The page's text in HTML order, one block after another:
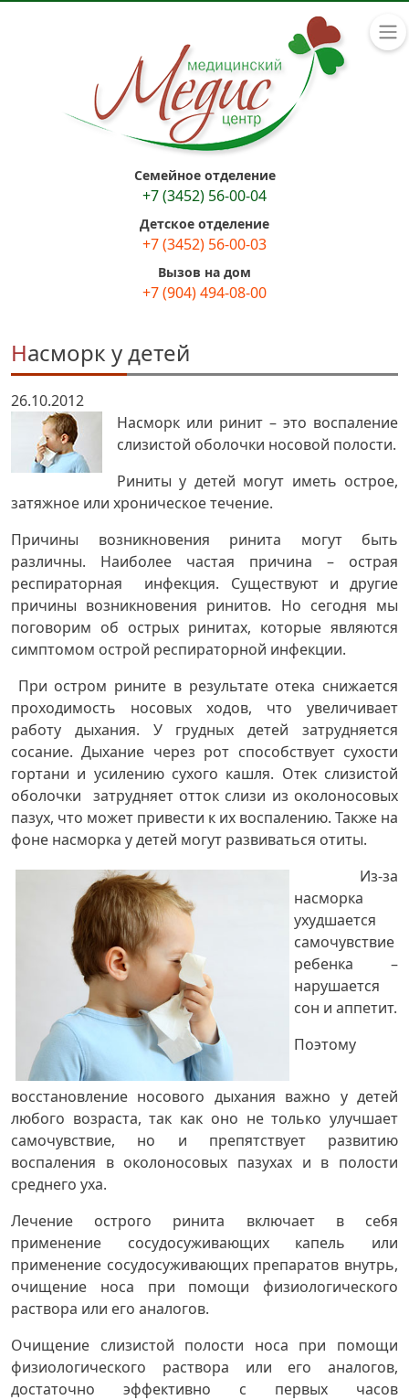
Семейное отделение
+7 (3452) 56-00-04
Детское отделение
+7 (3452) 56-00-03
Вызов на дом
+7 (904) 494-08-00
Насморк у детей
26.10.2012
Насморк или ринит – это воспаление
слизистой оболочки носовой полости.
Риниты у детей могут иметь острое,
затяжное или хроническое течение.
Причины возникновения ринита могут быть
различны. Наиболее частая причина – острая
респираторная инфекция. Существуют и другие
причины возникновения ринитов. Но сегодня мы
поговорим об острых ринитах, которые являются
симптомом острой респираторной инфекции.
При остром рините в результате отека снижается
проходимость носовых ходов, что увеличивает
работу дыхания. У грудных детей затрудняется
сосание. Дыхание через рот способствует сухости
гортани и усилению сухого кашля. Отек слизистой
оболочки затрудняет отток слизи из околоносовых
пазух, что может привести к их воспалению. Также на
фоне насморка у детей могут развиваться отиты.
Из-за
насморка
ухудшается
самочувствие
ребенка –
нарушается
сон и аппетит.
Поэтому
восстановление носового дыхания важно у детей
любого возраста, так как оно не только улучшает
самочувствие, но и препятствует развитию
воспаления в околоносовых пазухах и в полости
среднего уха.
Лечение острого ринита включает в себя
применение сосудосуживающих капель или
применение сосудосуживающих препаратов внутрь,
очищение носа при помощи физиологического
раствора или его аналогов.
Очищение слизистой полости носа при помощи
физиологического раствора или его аналогов,
достаточно эффективно с первых часов